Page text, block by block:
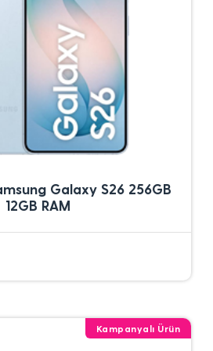
Galaxy S26 256GB
12GB RAM
Kampanyalı Ürün